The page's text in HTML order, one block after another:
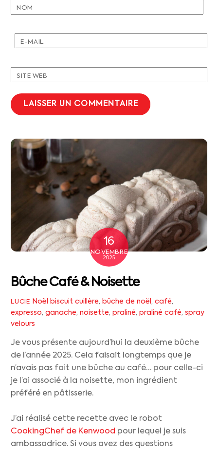
NOM
E-MAIL
SITE WEB
16
NOVEMBRE
2025
Bûche Café & Noisette
LUCIE Noël biscuit cuillère, bûche de noël , café,
expresso,ganache,noisette,praliné,praliné café,spray
velours
Je vous présente aujourd’hui la deuxième bûche
de l’année 2025. Cela faisait longtemps que je
n’avais pas fait une bûche au café… pour celle-ci
je l’ai associé à la noisette, mon ingrédient
préféré en pâtisserie.
J’ai réalisé cette recette avec le robot
CookingChef de Kenwood pour lequel je suis
ambassadrice. Si vous avez des questions